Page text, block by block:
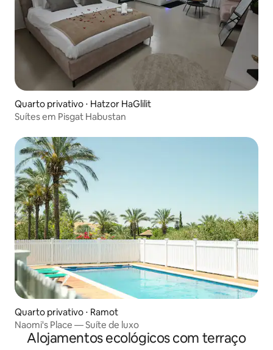
Quarto privativo ⋅ Hatzor HaGlilit
Suítes em Pisgat Habustan
Quarto privativo ⋅ Ramot
Naomi's Place — Suíte de luxo
Alojamentos ecológicos com terraço